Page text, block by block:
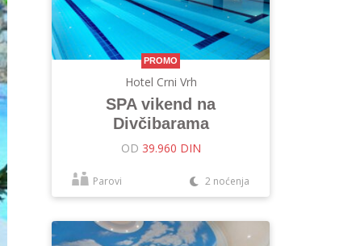
PROMO
Hotel Crni Vrh
SPA vikend na
Divčibarama
OD 39.960 DIN
Parovi 2 noćenja